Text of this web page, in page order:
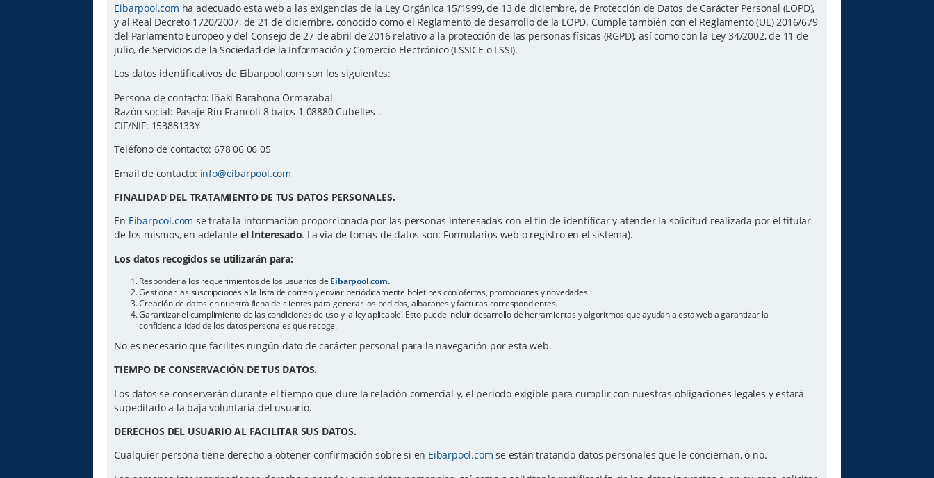
Eibarpool.com ha adecuado esta web a las exigencias de la Ley Orgánica 15/1999, de 13 de diciembre, de Protección de Datos de Carácter Personal (LOPD),
y al Real Decreto 1720/2007, de 21 de diciembre, conocido como el Reglamento de desarrollo de la LOPD. Cumple también con el Reglamento (UE) 2016/679
del Parlamento Europeo y del Consejo de 27 de abril de 2016 relativo a la protección de las personas físicas (RGPD), así como con la Ley 34/2002, de 11 de
julio, de Servicios de la Sociedad de la Información y Comercio Electrónico (LSSICE o LSSI).
Los datos identificativos de Eibarpool.com son los siguientes:
Persona de contacto: Iñaki Barahona Ormazabal
Razón social: Pasaje Riu Francoli 8 bajos 1 08880 Cubelles .
CIF/NIF: 15388133Y
Teléfono de contacto: 678 06 06 05
Email de contacto: info@eibarpool.com
FINALIDAD DEL TRATAMIENTO DE TUS DATOS PERSONALES.
En Eibarpool.com se trata la información proporcionada por las personas interesadas con el fin de identificar y atender la solicitud realizada por el titular
de los mismos, en adelanteel Interesado. La via de tomas de datos son: Formularios web o registro en el sistema).
Los datos recogidos se utilizarán para:
Responder a los requerimientos de los usuarios de Eibarpool.com.
Gestionar las suscripciones a la lista de correo y enviar periódicamente boletines con ofertas, promociones y novedades.
Creación de datos en nuestra ficha de clientes para generar los pedidos, albaranes y facturas correspondientes.
Garantizar el cumplimiento de las condiciones de uso y la ley aplicable. Esto puede incluir desarrollo de herramientas y algoritmos que ayudan a esta web a garantizar la
confidencialidad de los datos personales que recoge.
No es necesario que facilites ningún dato de carácter personal para la navegación por esta web.
TIEMPO DE CONSERVACIÓN DE TUS DATOS.
Los datos se conservarán durante el tiempo que dure la relación comercial y, el periodo exigible para cumplir con nuestras obligaciones legales y estará
supeditado a la baja voluntaria del usuario.
DERECHOS DEL USUARIO AL FACILITAR SUS DATOS.
Cualquier persona tiene derecho a obtener confirmación sobre si en Eibarpool.com se están tratando datos personales que le conciernan, o no.